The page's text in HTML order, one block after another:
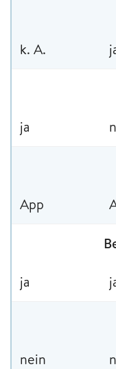
k. A.
ja
App
ja
nein